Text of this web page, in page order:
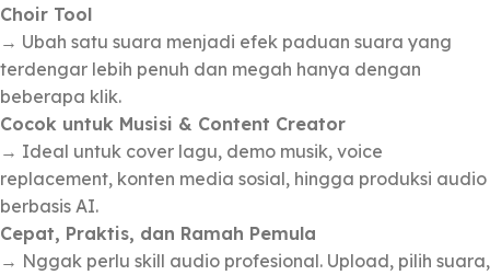
Choir Tool
→ Ubah satu suara menjadi efek paduan suara yang
terdengar lebih penuh dan megah hanya dengan
beberapa klik.
Cocok untuk Musisi & Content Creator
→ Ideal untuk cover lagu, demo musik, voice
replacement, konten media sosial, hingga produksi audio
berbasis AI.
Cepat, Praktis, dan Ramah Pemula
→ Nggak perlu skill audio profesional. Upload, pilih suara,